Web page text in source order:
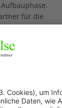
für die
sehr wichtig,
zur
Zukunft